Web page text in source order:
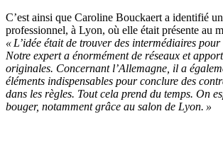
C’est ainsi que Caroline Bouckaert a identifié
professionnel, à Lyon, où elle était présente au
« L’idée était de trouver des intermédiaires
Notre expert a énormément de réseaux et
originales. Concernant l’Allemagne, il a
éléments indispensables pour conclure des
dans les règles. Tout cela prend du temps. On
bouger, notamment grâce au salon de Lyon. »